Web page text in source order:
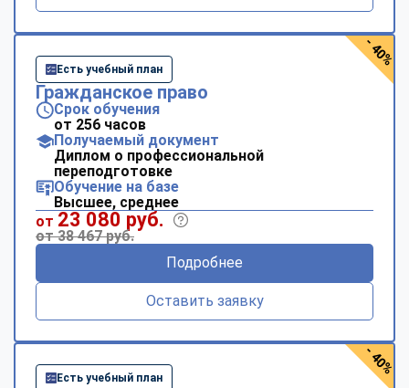
Есть учебный план
Гражданское право
Срок обучения
от 256 часов
Получаемый документ
Диплом о профессиональной
переподготовке
Обучение на базе
Высшее, среднее
от 23 080 руб.
от 38 467 руб.
Подробнее
Оставить заявку
- 40%
Есть учебный план
- 40%